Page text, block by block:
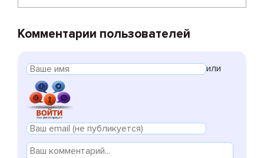
Комментарии пользователей
или